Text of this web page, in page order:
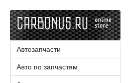
Автозапчасти
Авто по запчастям